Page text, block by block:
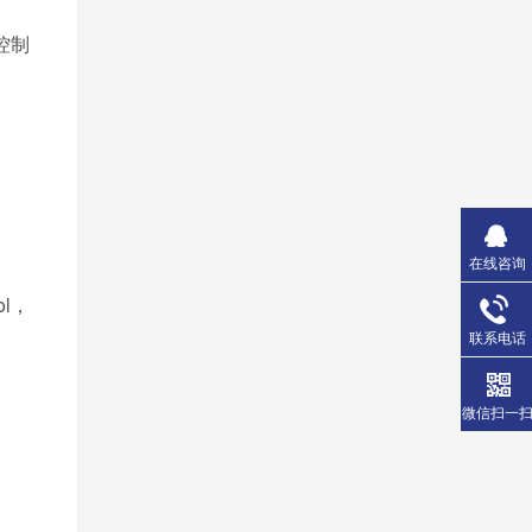
制
在线咨询
联系电话
微信扫一扫